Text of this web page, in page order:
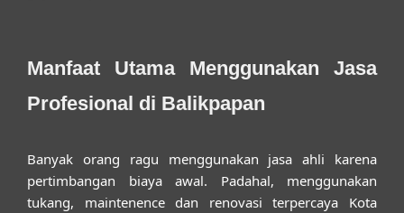
Manfaat Utama Menggunakan Jasa
Profesional di Balikpapan
Banyak orang ragu menggunakan jasa ahli karena
pertimbangan biaya awal. Padahal, menggunakan
tukang, maintenence dan renovasi terpercaya Kota